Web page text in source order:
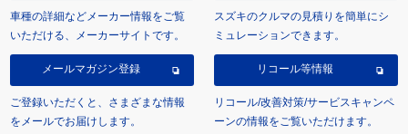
車種の詳細などメーカー情報をご覧
いただける、メーカーサイトです。
スズキのクルマの見積りを簡単にシ
ミュレーションできます。
メールマガジン登録
ご登録いただくと、さまざまな情報
をメールでお届けします。
リコール等情報
リコール/改善対策/サービスキャンペ
ーンの情報をご覧いただけます。